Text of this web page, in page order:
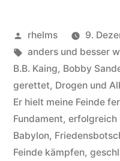
zum
Titel
If
it
has
not
Veröffentlicht
von
rhelms 9.
Schlagwörter:
anders und besser
B.B. Kaing, Bobby
gerettet, Drogen und
Er hielt meine Feinde
Fundament, erfolgreich
Babylon,
Feinde kämpfen,